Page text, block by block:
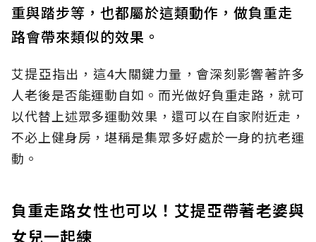
重與踏步等，也都屬於這類動作，做負重走
路會帶來類似的效果。
艾提亞指出，這4大關鍵力量，會深刻影響著許多
人老後是否能運動自如。而光做好負重走路，就可
以代替上述眾多運動效果，還可以在自家附近走，
不必上健身房，堪稱是集眾多好處於一身的抗老運
動。
負重走路女性也可以！艾提亞帶著老婆與
女兒一起練